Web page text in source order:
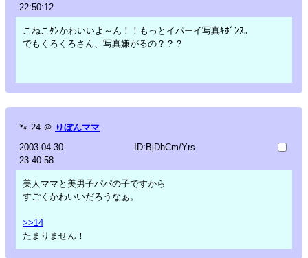
22:50:12
こねこﾀﾝかわいいよ～ん！！もっとイパーイ写真ｷﾎﾞﾝﾇ。
でもくろくろさん、写真嫌がるの？？？
🐾 24 ＠ りぼんママ
2003-04-30
23:40:58
ID:BjDhCm/Yrs
美人ママと美男子パパの子ですから
すごくかわいいだろうなぁ。
>>14
たまりません！